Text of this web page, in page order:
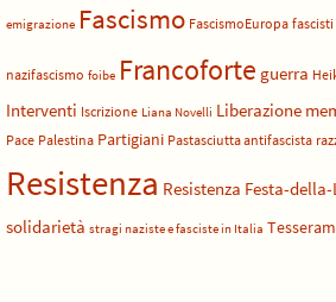
emigrazione Fascismo FascismoEuropa fascisti
nazifascismo foibe Francoforte guerra
Interventi Iscrizione Liana Novelli Liberazione
Pace Palestina Partigiani Pastasciutta antifascista
Resistenza Resistenza Festa-
solidarietà stragi naziste e fasciste in Italia